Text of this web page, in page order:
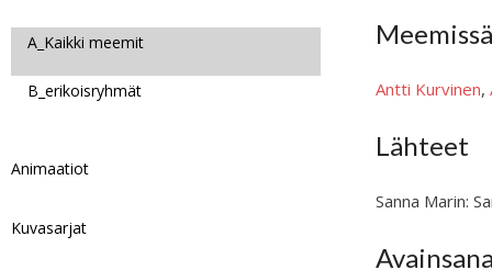
Antti Kurvinen,
Lähteet
Sanna Marin:
A_Kaikki meemit
B_erikoisryhmät
Animaatiot
Kuvasarjat